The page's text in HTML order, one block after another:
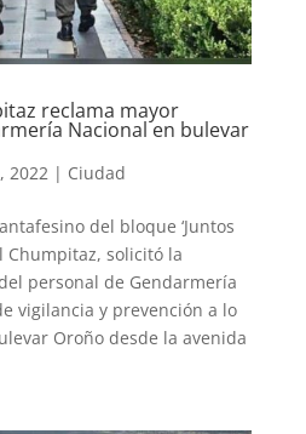
reclama mayor
Nacional en bulevar
2022| Ciudad
del bloque ‘Juntos
Chumpitaz, solicitó la
personal de Gendarmería
vigilancia y prevención a lo
Oroño desde la avenida